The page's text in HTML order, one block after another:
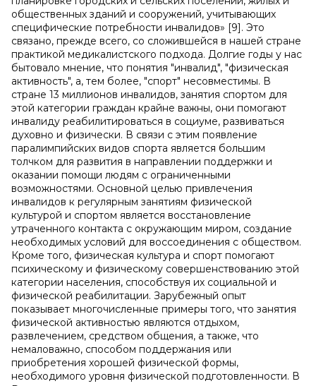
общественных зданий и сооружений, учитывающих
специфические потребности инвалидов» [9]. Это
связано, прежде всего, со сложившейся в нашей стране
практикой медикалистского подхода. Долгие годы у нас
бытовало мнение, что понятия "инвалид", "физическая
активность", а, тем более, "спорт" несовместимы. В
стране 13 миллионов инвалидов, занятия спортом для
этой категории граждан крайне важны, они помогают
инвалиду реабилитироваться в социуме, развиваться
духовно и физически. В связи с этим появление
паралимпийских видов спорта является большим
толчком для развития в направлении поддержки и
оказании помощи людям с ограниченными
возможностями. Основной целью привлечения
инвалидов к регулярным занятиям физической
культурой и спортом является восстановление
утраченного контакта с окружающим миром, создание
необходимых условий для воссоединения с обществом.
Кроме того, физическая культура и спорт помогают
психическому и физическому совершенствованию этой
категории населения, способствуя их социальной и
физической реабилитации. Зарубежный опыт
показывает многочисленные примеры того, что занятия
физической активностью являются отдыхом,
развлечением, средством общения, а также, что
немаловажно, способом поддержания или
приобретения хорошей физической формы,
необходимого уровня физической подготовленности. В